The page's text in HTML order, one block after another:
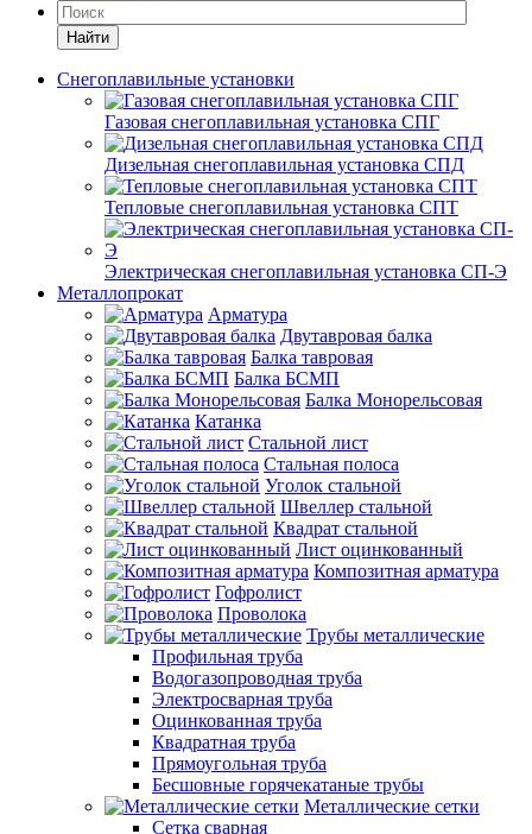
Найти
Снегоплавильные установки
Газовая снегоплавильная установка СПГ
Дизельная снегоплавильная установка СПД
Тепловые снегоплавильная установка СПТ
Электрическая снегоплавильная установка СП-Э
Металлопрокат
Арматура
Двутавровая балка
Балка тавровая
Балка БСМП
Балка Монорельсовая
Катанка
Стальной лист
Стальная полоса
Уголок стальной
Швеллер стальной
Квадрат стальной
Лист оцинкованный
Композитная арматура
Гофролист
Проволока
Трубы металлические
Профильная труба
Водогазопроводная труба
Электросварная труба
Оцинкованная труба
Квадратная труба
Прямоугольная труба
Бесшовные горячекатаные трубы
Металлические сетки
Сетка сварная